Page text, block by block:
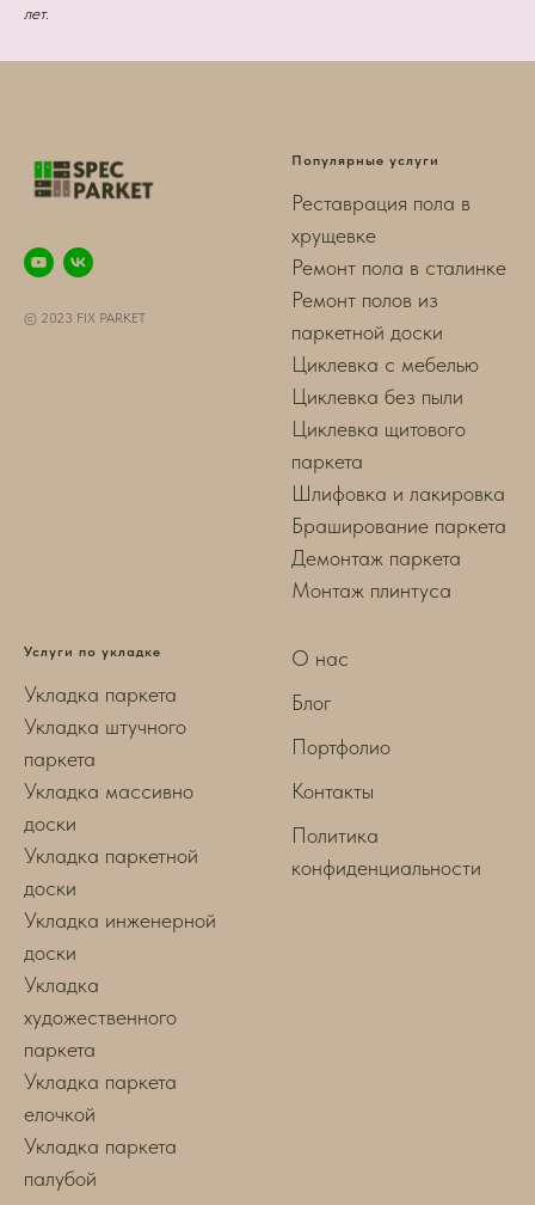
лет.
© 2023 FIX PARKET
Популярные услуги
Реставрация пола в
хрущевке
Ремонт пола в сталинке
Ремонт полов из
паркетной доски
Циклевка с мебелью
Циклевка без пыли
Циклевка щитового
паркета
Шлифовка и лакировка
Браширование паркета
Демонтаж паркета
Монтаж плинтуса
Услуги по укладке
Укладка паркета
Укладка штучного
паркета
Укладка массивно
доски
Укладка паркетной
доски
Укладка инженерной
доски
Укладка
художественного
паркета
Укладка паркета
елочкой
Укладка паркета
палубой
О нас
Блог
Портфолио
Контакты
Политика
конфиденциальности